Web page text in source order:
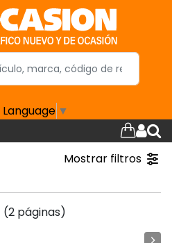
▼
Mostrar filtros
páginas)